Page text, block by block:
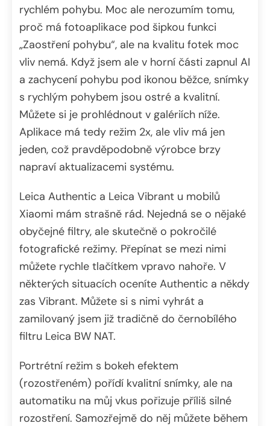
rychlém pohybu. Moc ale nerozumím tomu,
proč má fotoaplikace pod šipkou funkci
„Zaostření pohybu“, ale na kvalitu fotek moc
vliv nemá. Když jsem ale v horní části zapnul AI
a zachycení pohybu pod ikonou běžce, snímky
s rychlým pohybem jsou ostré a kvalitní.
Můžete si je prohlédnout v galériích níže.
Aplikace má tedy režim 2x, ale vliv má jen
jeden, což pravděpodobně výrobce brzy
napraví aktualizacemi systému.
Leica Authentic a Leica Vibrant u mobilů
Xiaomi mám strašně rád. Nejedná se o nějaké
obyčejné filtry, ale skutečně o pokročilé
fotografické režimy. Přepínat se mezi nimi
můžete rychle tlačítkem vpravo nahoře. V
některých situacích oceníte Authentic a někdy
zas Vibrant. Můžete si s nimi vyhrát a
zamilovaný jsem již tradičně do černobílého
filtru Leica BW NAT.
Portrétní režim s bokeh efektem
(rozostřeném) pořídí kvalitní snímky, ale na
automatiku na můj vkus pořizuje příliš silné
rozostření. Samozřejmě do něj můžete během